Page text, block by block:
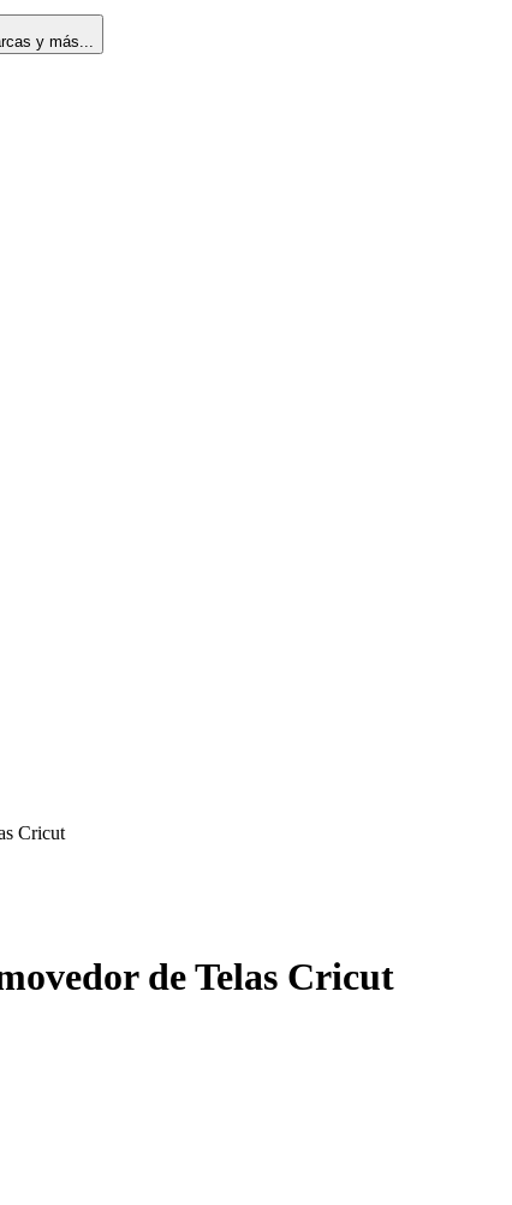
y más...
Cricut
de Telas Cricut